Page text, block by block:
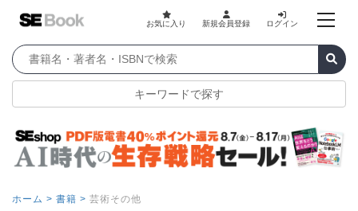
お気に入り 新規会員登録 ログイン
キーワードで探す
ホーム > 書籍 > 芸術その他